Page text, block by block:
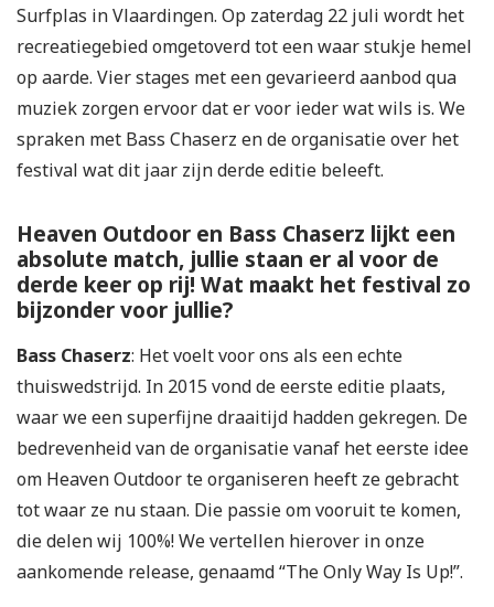
Surfplas in Vlaardingen. Op zaterdag 22 juli wordt het
recreatiegebied omgetoverd tot een waar stukje hemel
op aarde. Vier stages met een gevarieerd aanbod qua
muziek zorgen ervoor dat er voor ieder wat wils is. We
spraken met Bass Chaserz en de organisatie over het
festival wat dit jaar zijn derde editie beleeft.
Heaven Outdoor en Bass Chaserz lijkt een
absolute match, jullie staan er al voor de
derde keer op rij! Wat maakt het festival zo
bijzonder voor jullie?
Bass Chaserz: Het voelt voor ons als een echte
thuiswedstrijd. In 2015 vond de eerste editie plaats,
waar we een superfijne draaitijd hadden gekregen. De
bedrevenheid van de organisatie vanaf het eerste idee
om Heaven Outdoor te organiseren heeft ze gebracht
tot waar ze nu staan. Die passie om vooruit te komen,
die delen wij 100%! We vertellen hierover in onze
aankomende release, genaamd “The Only Way Is Up!”.